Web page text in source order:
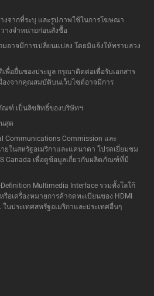
จากที่ระบุ และรูปภาพใช้ในการโฆษณา
างจำหน่ายก่อนสั่งซื้อ
อาจมีการเปลี่ยนแปลง โดยมิแจ้งให้ทราบล่วง
อยื่นซองประมูล กรุณาติดต่อเพื่อรับเอกสาร
องจากคุณสมบัติบนเว็บไซต์อาจมีการ
ณฑ์ เป็นลิขสิทธิ์ของบริษัทฯ
สุด
Communications Commission และ
ยในสหรัฐอเมริกาและแคนาดา โปรดเยี่ยมชม
Canada เพื่อดูข้อมูลเกี่ยวกับผลิตภัณฑ์ที่มี
Multimedia Interface รวมทั้งโลโก้
รือเครื่องหมายการค้าจดทะเบียนของ HDMI
ในประเทศสหรัฐอเมริกาและประเทศอื่นๆ